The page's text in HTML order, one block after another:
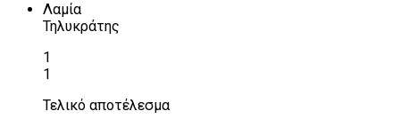
Λαμία
Τηλυκράτης
1
1
Τελικό αποτέλεσμα